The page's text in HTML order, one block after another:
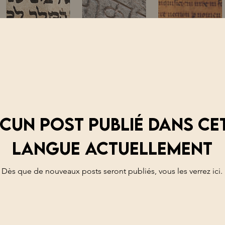
post publié dans
langue actuellement
Dès que de nouveaux posts seront publiés, vous les verrez ici.